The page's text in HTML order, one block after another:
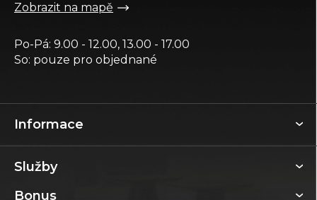
Informace
Služby
Bonus
Zobrazit na mapě
Po-Pá: 9.00 - 12.00, 13.00 - 17.00
So: pouze pro objednané